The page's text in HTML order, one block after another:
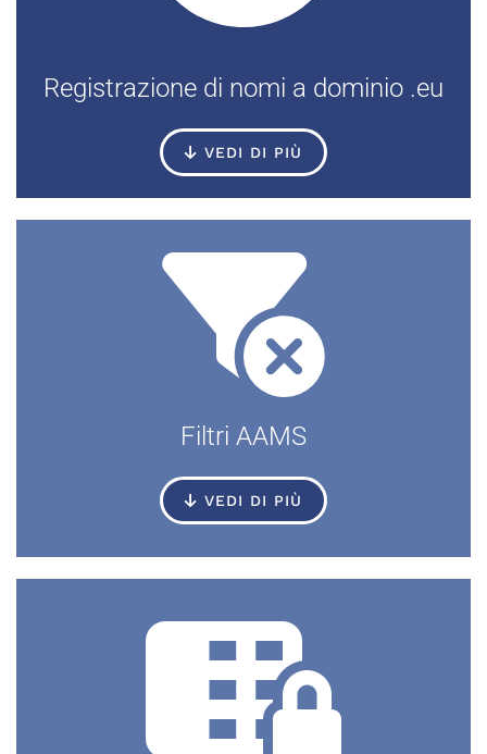
Registrazione di nomi a dominio .eu
VEDI DI PIÙ
Filtri AAMS
VEDI DI PIÙ